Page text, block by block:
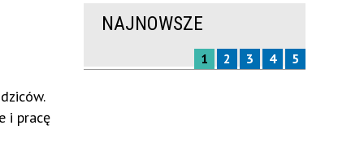
i pracę
NAJNOWSZE
1 2 3 4 5